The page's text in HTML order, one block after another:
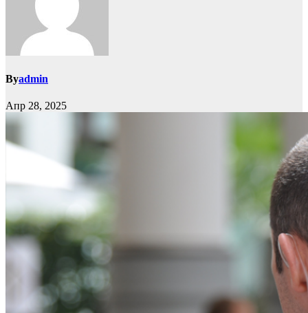
Byadmin
Апр 28, 2025